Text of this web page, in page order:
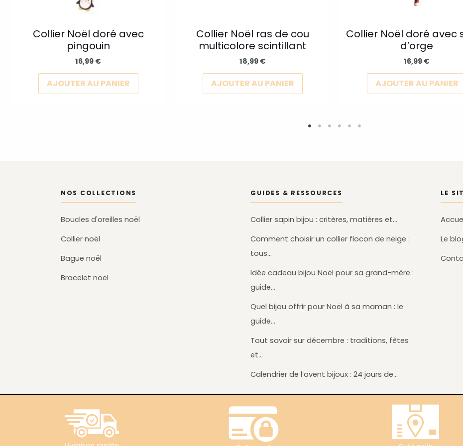
Collier Noël doré avec
pingouin
16,99 €
AJOUTER AU PANIER
la
produit
Collier Noël ras de cou
multicolore scintillant
18,99 €
AJOUTER AU PANIER
la
page
produit
Collier Noël doré avec
d’orge
16,99 €
AJOUTER AU PANIER
NOS COLLECTIONS
Boucles d'oreilles noël
Collier noël
Bague noël
Bracelet noël
GUIDES & RESSOURCES
Collier sapin bijou : critères, matières et…
Comment choisir un collier flocon de neige :
tous…
Idée cadeau bijou Noël pour sa grand-mère :
guide…
Quel bijou offrir pour Noël à sa maman : le
guide…
Tout savoir sur décembre : traditions, fêtes
et…
Calendrier de l’avent bijoux : 24 jours de…
LE
Le